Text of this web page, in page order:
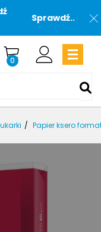
Sprawdź..
0
Papier ksero